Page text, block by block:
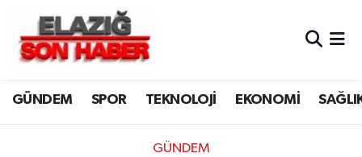
GÜNDEM SPOR TEKNOLOJİ EKONOMİ
GÜNDEM
CANLI YAYIN
ASAYİŞ
BİLİM VE TEKNOLOJİ
Merkez Hava Durumu
Merkez Trafik Yoğunluk Haritası
Süper Lig Puan Durumu ve Fikstür